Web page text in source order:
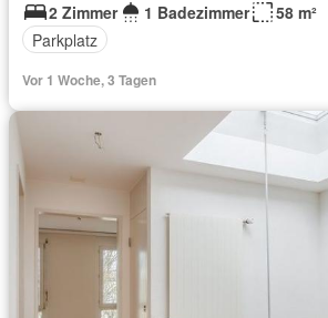
2 Zimmer
1 Badezimmer
58 m²
Parkplatz
Vor 1 Woche, 3 Tagen